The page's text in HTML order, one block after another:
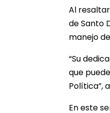
Al
de Santo
manejo
“Su
que
Política”,
En este